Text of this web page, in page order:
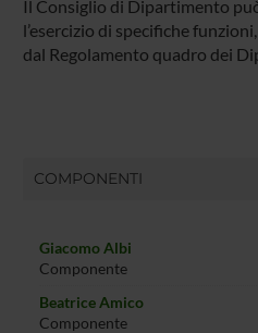
Il Consiglio di Dipartimento
l’esercizio di specifiche
dal Regolamento quadro dei
COMPONENTI
Giacomo Albi
Componente
Beatrice Amico
Componente